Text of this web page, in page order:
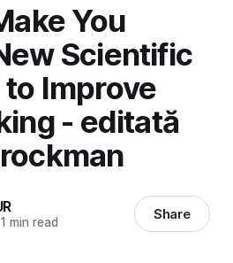
You
Scientific
Improve
- editată
min read Share